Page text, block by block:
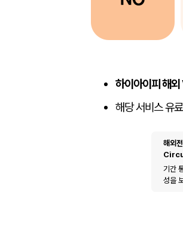
하이아이피 해
해당 서비스 유
해외
기간
성을